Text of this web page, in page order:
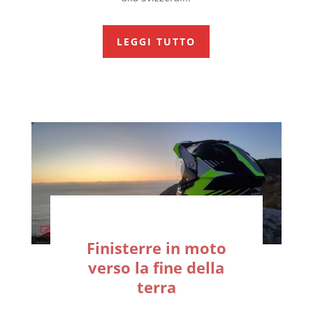
LEGGI TUTTO
Finisterre in moto
verso la fine della
terra